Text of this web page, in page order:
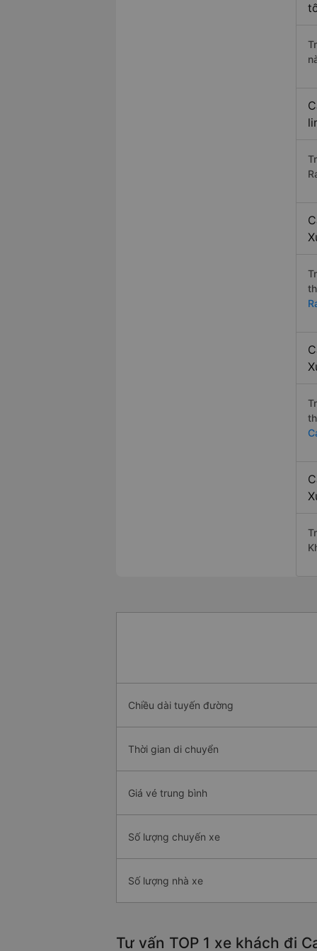
Chiều dài tuyến đường
Thời gian di chuyển
Giá vé trung bình
Số lượng chuyến xe
Số lượng nhà xe
Tư vấn TOP 1 xe khách đi